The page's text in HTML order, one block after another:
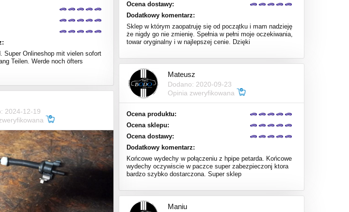
Super Onlineshop mit vielen sofort
Teilen. Werde noch öfters
Ocena dostawy:
Dodatkowy komentarz:
Sklep w którym zaopatruję się od początku i mam nadzieję
że nigdy go nie zmienię. Spełnia w pełni moje oczekiwania,
towar oryginalny i w najlepszej cenie. Dzięki
Mateusz
Dodano: 2020-09-23
Opinia zweryfikowana
Ocena produktu:
Ocena sklepu:
Ocena dostawy:
Dodatkowy komentarz:
Końcowe wydechy w połączeniu z hpipe petarda. Końcowe
wydechy oczywiscie w paczce super zabezpieczonj ktora
bardzo szybko dostarczona. Super sklep
2024-12-19
Maniu